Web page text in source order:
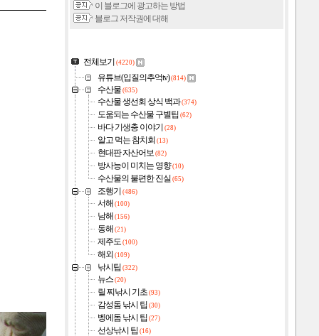
이 블로그에 광고하는 방법
블로그 저작권에 대해
전체보기 (4220)
유튜브(입질의추억tv)(814)
수산물 (635)
수산물 생선회 상식 백과(374)
도움되는 수산물 구별팁 (62)
바다 기생충 이야기 (28)
알고 먹는 참치회 (13)
현대판 자산어보 (82)
방사능이 미치는 영향(10)
수산물의 불편한 진실 (65)
조행기 (486)
서해 (100)
남해 (156)
동해 (21)
제주도 (100)
해외 (109)
낚시팁(322)
뉴스 (20)
릴 찌낚시 기초 (93)
감성돔 낚시 팁 (30)
벵에돔 낚시 팁 (27)
선상낚시 팁 (16)